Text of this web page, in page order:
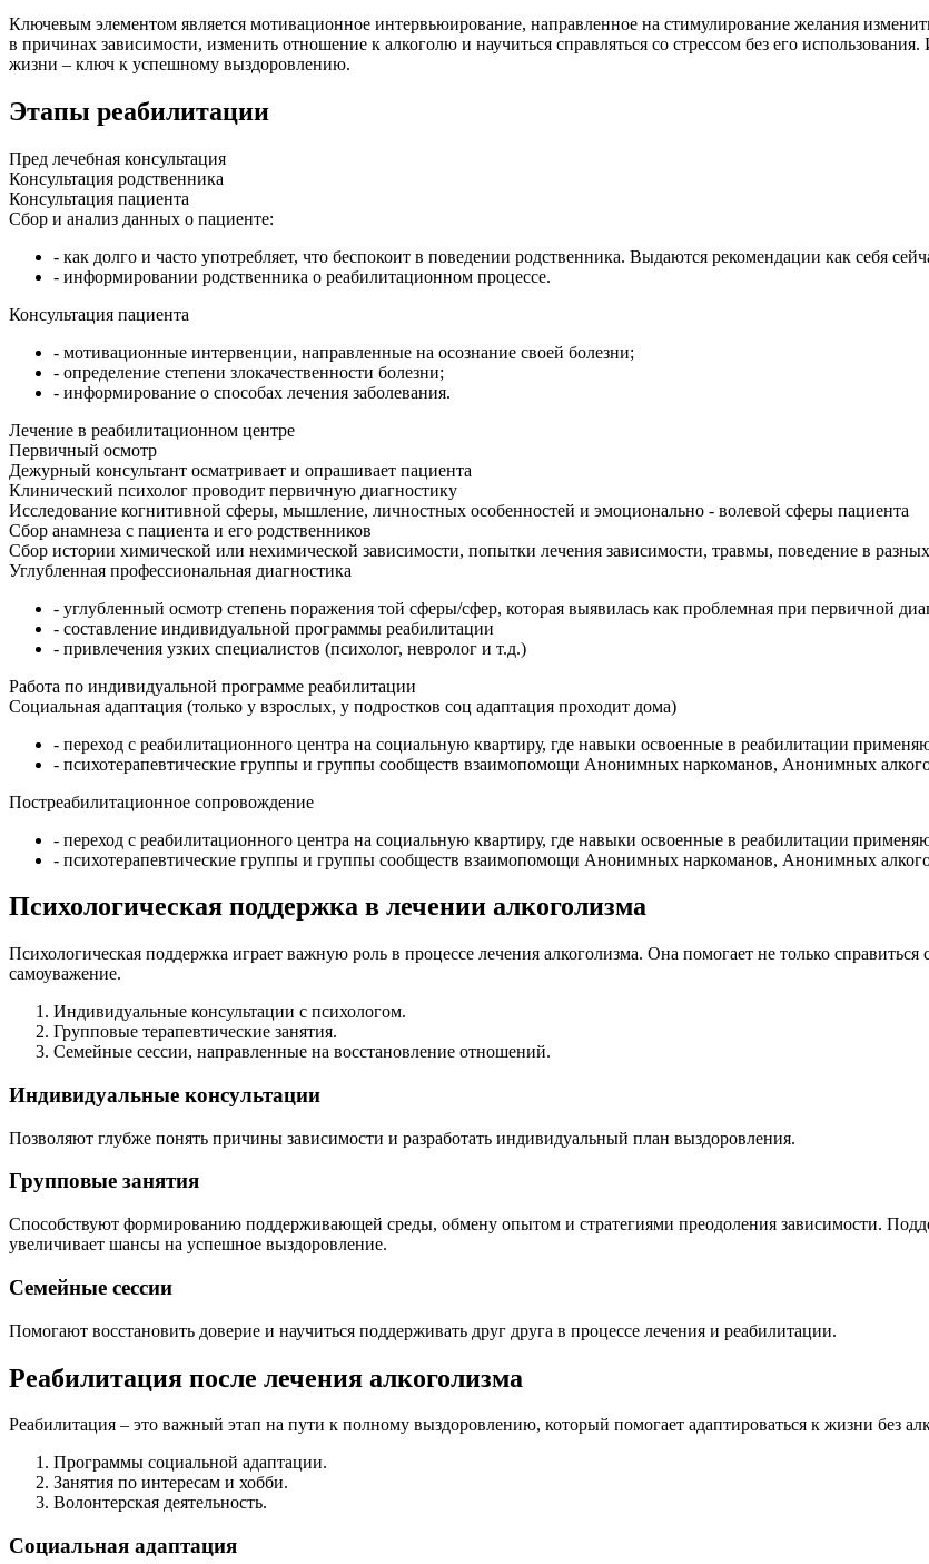
Ключевым элементом является мотивационное интервьюирование, направленное на стимулирование желания
в причинах зависимости, изменить отношение к алкоголю и научиться справляться со стрессом без его
жизни – ключ к успешному выздоровлению.
Этапы реабилитации
Пред лечебная консультация
Консультация родственника
Консультация пациента
Cбор и анализ данных о пациенте:
- как долго и часто употребляет, что беспокоит в поведении родственника. Выдаются рекомендации как себя
- информировании родственника о реабилитационном процессе.
Консультация пациента
- мотивационные интервенции, направленные на осознание своей болезни;
- определение степени злокачественности болезни;
- информирование о способах лечения заболевания.
Лечение в реабилитационном центре
Первичный осмотр
Дежурный консультант осматривает и опрашивает пациента
Клинический психолог проводит первичную диагностику
Исследование когнитивной сферы, мышление, личностных особенностей и эмоционально - волевой сферы пациента
Сбор анамнеза с пациента и его родственников
Сбор истории химической или нехимической зависимости, попытки лечения зависимости, травмы, поведение в
Углубленная профессиональная диагностика
- углубленный осмотр степень поражения той сферы/сфер, которая выявилась как проблемная при первичной
- составление индивидуальной программы реабилитации
- привлечения узких специалистов (психолог, невролог и т.д.)
Работа по индивидуальной программе реабилитации
Социальная адаптация (только у взрослых, у подростков соц адаптация проходит дома)
- переход с реабилитационного центра на социальную квартиру, где навыки освоенные в реабилитации
- психотерапевтические группы и группы сообществ взаимопомощи Анонимных наркоманов, Анонимных
Постреабилитационное сопровождение
- переход с реабилитационного центра на социальную квартиру, где навыки освоенные в реабилитации
- психотерапевтические группы и группы сообществ взаимопомощи Анонимных наркоманов, Анонимных
Психологическая поддержка в лечении алкоголизма
Психологическая поддержка играет важную роль в процессе лечения алкоголизма. Она помогает не только справиться
самоуважение.
Индивидуальные консультации с психологом.
Групповые терапевтические занятия.
Семейные сессии, направленные на восстановление отношений.
Индивидуальные консультации
Позволяют глубже понять причины зависимости и разработать индивидуальный план выздоровления.
Групповые занятия
Способствуют формированию поддерживающей среды, обмену опытом и стратегиями преодоления зависимости.
увеличивает шансы на успешное выздоровление.
Семейные сессии
Помогают восстановить доверие и научиться поддерживать друг друга в процессе лечения и реабилитации.
Реабилитация после лечения алкоголизма
Реабилитация – это важный этап на пути к полному выздоровлению, который помогает адаптироваться к жизни без
Программы социальной адаптации.
Занятия по интересам и хобби.
Волонтерская деятельность.
Социальная адаптация